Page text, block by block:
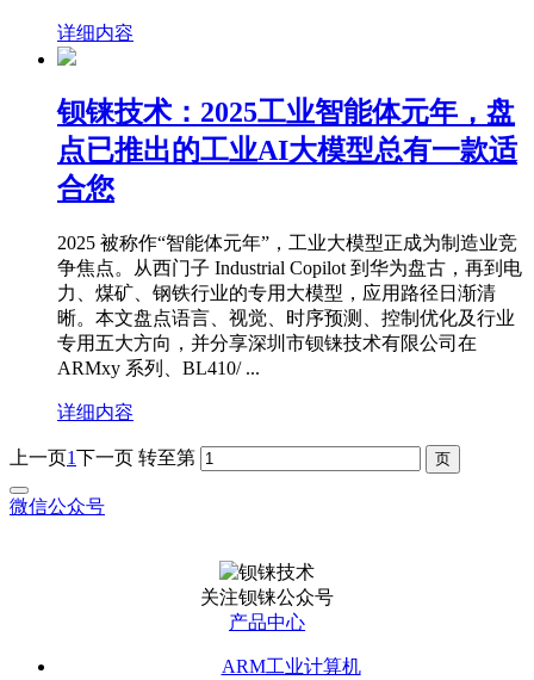
详细内容
钡铼技术：2025工业智能体元年，盘
点已推出的工业AI大模型总有一款适
合您
2025 被称作“智能体元年”，工业大模型正成为制造业竞
争焦点。从西门子 Industrial Copilot 到华为盘古，再到电
力、煤矿、钢铁行业的专用大模型，应用路径日渐清
晰。本文盘点语言、视觉、时序预测、控制优化及行业
专用五大方向，并分享深圳市钡铼技术有限公司在
ARMxy 系列、BL410/ ...
详细内容
上一页1下一页 转至第
微信公众号
关注钡铼公众号
产品中心
ARM工业计算机